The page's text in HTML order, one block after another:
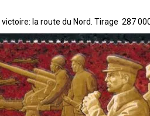
victoire: la route du Nord. Tirage 287